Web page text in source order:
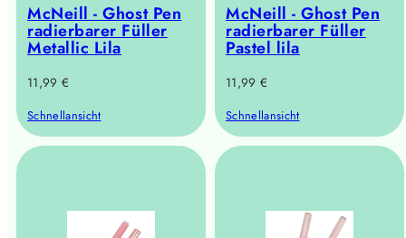
McNeill - Ghost Pen
radierbarer Füller
Metallic Lila
Regulärer
11,99 €
Schnellansicht
McNeill - Ghost Pen
radierbarer Füller
Pastel lila
Regulärer
11,99 €
Schnellansicht